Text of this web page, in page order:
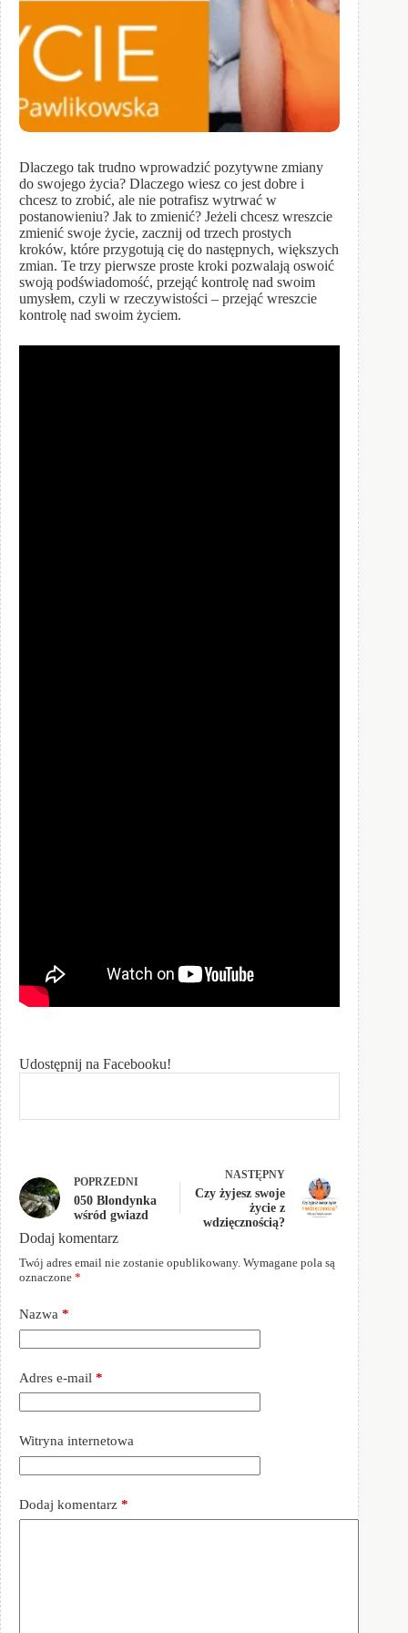
Dlaczego tak trudno wprowadzić pozytywne zmiany
do swojego życia? Dlaczego wiesz co jest dobre i
chcesz to zrobić, ale nie potrafisz wytrwać w
postanowieniu? Jak to zmienić? Jeżeli chcesz wreszcie
zmienić swoje życie, zacznij od trzech prostych
kroków, które przygotują cię do następnych, większych
zmian. Te trzy pierwsze proste kroki pozwalają oswoić
swoją podświadomość, przejąć kontrolę nad swoim
umysłem, czyli w rzeczywistości – przejąć wreszcie
kontrolę nad swoim życiem.
Udostępnij na Facebooku!
POPRZEDNI
050 Blondynka
wśród gwiazd
NASTĘPNY
Czy żyjesz swoje
życie z
wdzięcznością?
Dodaj komentarz
Twój adres email nie zostanie opublikowany. Wymagane pola są
oznaczone *
Nazwa *
Adres e-mail *
Witryna internetowa
Dodaj komentarz *